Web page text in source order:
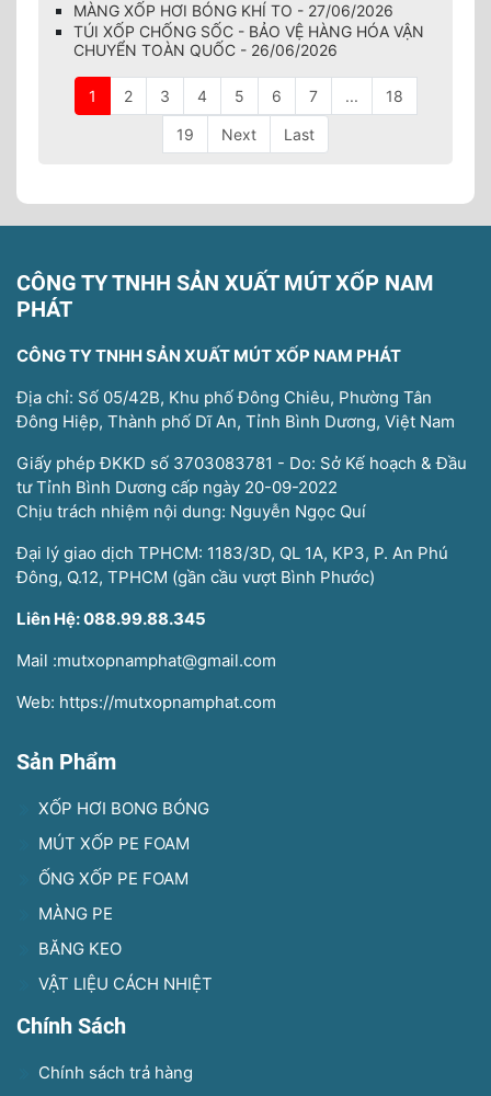
MÀNG XỐP HƠI BÓNG KHÍ TO - 27/06/2026
TÚI XỐP CHỐNG SỐC - BẢO VỆ HÀNG HÓA VẬN
CHUYỂN TOÀN QUỐC - 26/06/2026
1 2 3 4 5 6 7 ... 18
19 Next Last
CÔNG TY TNHH SẢN XUẤT MÚT XỐP NAM
PHÁT
CÔNG TY TNHH SẢN XUẤT MÚT XỐP NAM PHÁT
Địa chỉ: Số 05/42B, Khu phố Đông Chiêu, Phường Tân
Đông Hiệp, Thành phố Dĩ An, Tỉnh Bình Dương, Việt Nam
Giấy phép ĐKKD số 3703083781 - Do: Sở Kế hoạch & Đầu
tư Tỉnh Bình Dương cấp ngày 20-09-2022
Chịu trách nhiệm nội dung: Nguyễn Ngọc Quí
Đại lý giao dịch TPHCM: 1183/3D, QL 1A, KP3, P. An Phú
Đông, Q.12, TPHCM (gần cầu vượt Bình Phước)
Liên Hệ: 088.99.88.345
Mail :mutxopnamphat@gmail.com
Web: https://mutxopnamphat.com
Sản Phẩm
XỐP HƠI BONG BÓNG
MÚT XỐP PE FOAM
ỐNG XỐP PE FOAM
MÀNG PE
BĂNG KEO
VẬT LIỆU CÁCH NHIỆT
Chính Sách
Chính sách trả hàng